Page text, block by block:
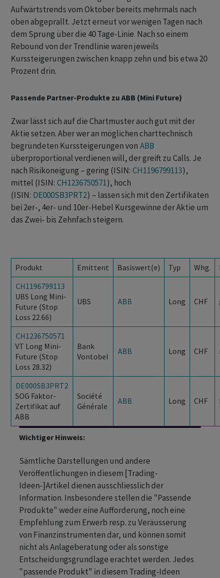
Aufwärtstrends vom Oktober bereits mehrmals nach
oben abgeprallt. Jetzt erneut vor wenigen Tagen nach
dem Sprung über die 40 Tage-Linie. Nach so einem
Rebound von der Trendlinie waren jeweils
Kurssteigerungen zwischen knapp zehn und bis etwa 20
Prozent drin.
Passende Partner-Produkte zu ABB (Mini Future)
Zwar lässt sich auf die Chartmuster auch gut mit der
Aktie setzen. Aber wer an möglichen charttechnisch
begründeten Kurssteigerungen von ABB
überproportional verdienen will, der greift zu Calls. Je
nach Risikoneigung – gering (ISIN: CH1196799113),
mittel (ISIN: CH1236750571), hoch
(ISIN: DE000SB3PRT2) – lassen sich mit den Zertifikaten
bei 2er-, 4er- und 10er-Hebel Kursgewinne der Aktie um
das Zwei- bis Zehnfach steigern.
Produkt Emittent Basiswert(e) Typ Whg.
CH1196799113
UBS Long Mini-
Future (Stop
Loss 22.66)
UBS ABB Long CHF
CH1236750571
VT Long Mini-
Future (Stop
Loss 28.32)
Bank
Vontobel
ABB Long CHF
DE000SB3PRT2
SOG Faktor-
Zertifikat auf
ABB
Société
Générale
ABB Long CHF
Wichtiger Hinweis:
Sämtliche Darstellungen und andere
Veröffentlichungen in diesem [Trading-
Ideen-]Artikel dienen ausschliesslich der
Information. Insbesondere stellen die "Passende
Produkte" weder eine Aufforderung, noch eine
Empfehlung zum Erwerb resp. zu Veräusserung
von Finanzinstrumenten dar, und können somit
nicht als Anlageberatung oder als sonstige
Entscheidungsgrundlage erachtet werden. Jedes
"passende Produkt" in diesem Trading-Ideen